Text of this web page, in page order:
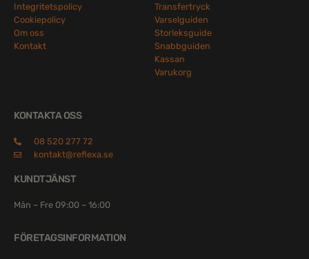
Integritetspolicy
Cookiepolicy
Om oss
Kontakt
Transfertryck
Varselguiden
Storleksguide
Snabbguiden
Kassan
Varukorg
KONTAKTA OSS
08 520 277 72
kontakt@reflexa.se
KUNDTJÄNST
Mån – Fre 09:00 – 16:00
FÖRETAGSINFORMATION